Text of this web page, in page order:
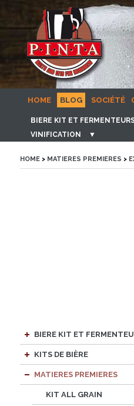
HOME BLOG SOCIÉTÉ
BIERE KIT ET
VINIFICATION
▼
HOME> MATIERES PREMIERES >
BIERE KIT ET
KITS DE BIÈRE
MATIERES PREMIERES
KIT ALL GRAIN